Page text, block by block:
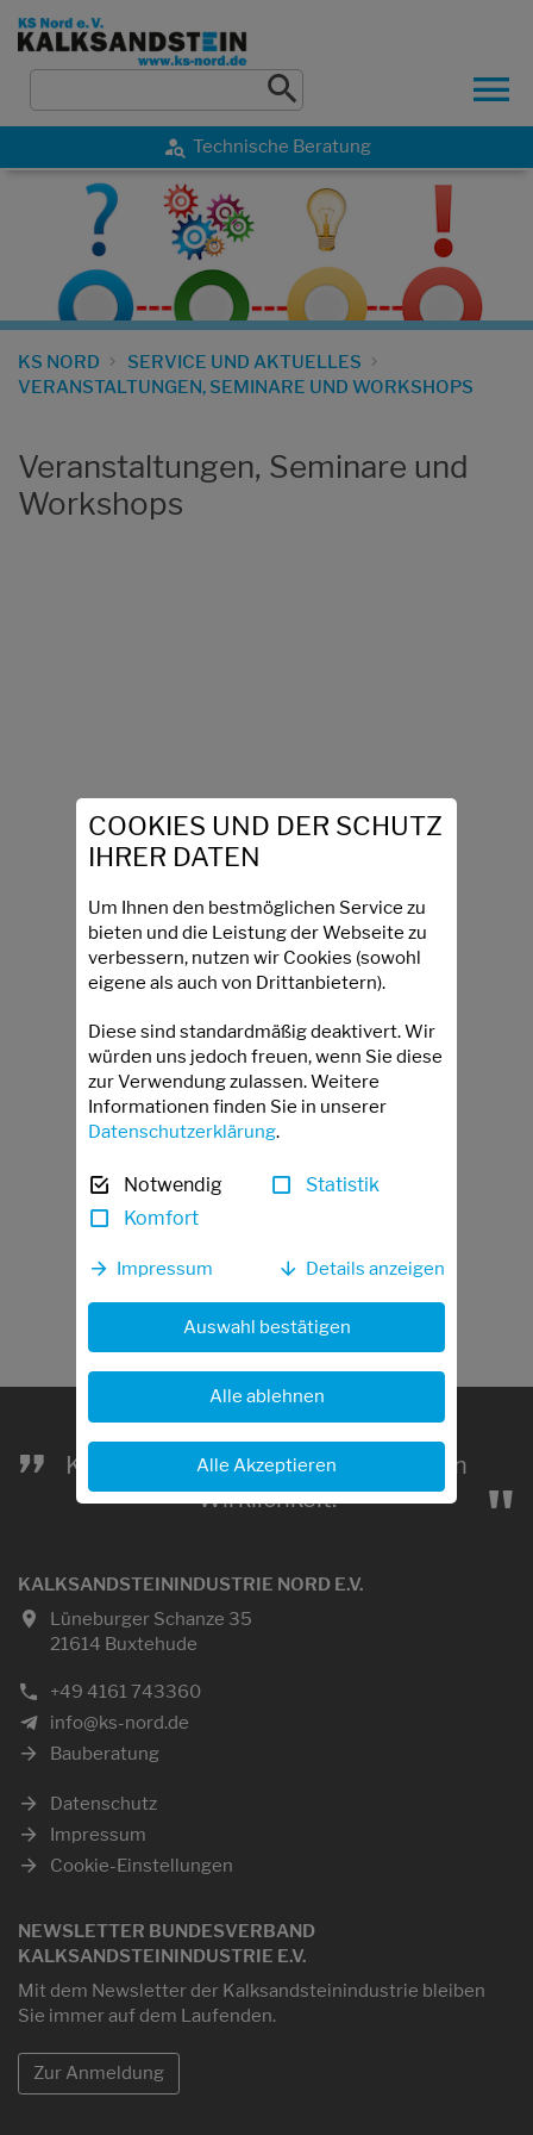
Technische Beratung
KS NORD
SERVICE UND AKTUELLES
VERANSTALTUNGEN, SEMINARE UND WORKSHOPS
Veranstaltungen, Seminare und
Workshops
„
Kalksandstein macht aus Wünschen
Wirklichkeit.
"
KALKSANDSTEININDUSTRIE NORD E.V.
Lüneburger Schanze 35
21614 Buxtehude
+49 4161 743360
info@ks-nord.de
Bauberatung
Datenschutz
Impressum
Cookie-Einstellungen
NEWSLETTER BUNDESVERBAND
KALKSANDSTEININDUSTRIE E.V.
Mit dem Newsletter der Kalksandsteinindustrie bleiben
Sie immer auf dem Laufenden.
Zur Anmeldung
COOKIES UND DER SCHUTZ
IHRER DATEN
Um Ihnen den bestmöglichen Service zu
bieten und die Leistung der Webseite zu
verbessern, nutzen wir Cookies (sowohl
eigene als auch von Drittanbietern).
Diese sind standardmäßig deaktivert. Wir
würden uns jedoch freuen, wenn Sie diese
zur Verwendung zulassen. Weitere
Informationen finden Sie in unserer
Datenschutzerklärung.
Notwendig
Statistik
Komfort
Impressum Details anzeigen
Auswahl bestätigen
Alle ablehnen
Alle Akzeptieren